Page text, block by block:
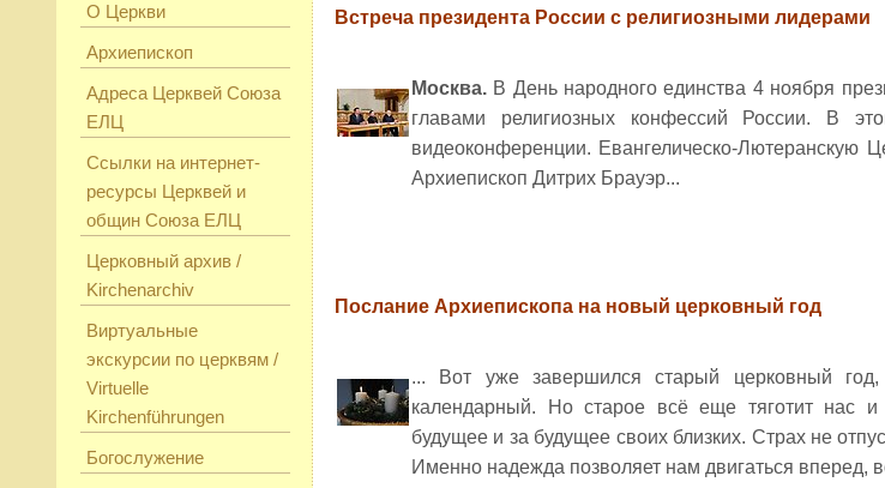
О Церкви
Архиепископ
Адреса Церквей Союза
ЕЛЦ
Ссылки на интернет-
ресурсы Церквей и
общин Союза ЕЛЦ
Церковный архив /
Kirchenarchiv
Виртуальные
экскурсии по церквям /
Virtuelle
Kirchenführungen
Богослужение
Встреча президента России с религиозными лидерами
Москва. В День народного единства 4 ноября
главами религиозных конфессий России. В
видеоконференции. Евангелическо-Лютеранскую
Архиепископ Дитрих Брауэр...
Послание Архиепископа на новый церковный год
... Вот уже завершился старый церковный
календарный. Но старое всё еще тяготит нас
будущее и за будущее своих близких. Страх не
Именно надежда позволяет нам двигаться вперед,